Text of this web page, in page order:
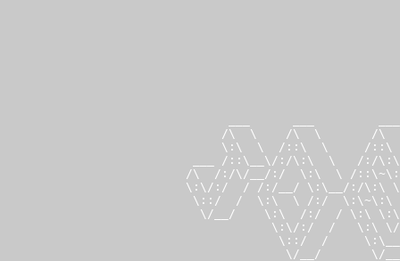
/\  \    /\  \       /\
\:\  \  /::\  \     /
___ /::\__\/:/\:\  \   /:/
/\  /:/\/__/:/  \:\  \ /
\:\/:/  / /:/__/ \:\__/:/\:\
\::/  /  \:\  \ /:/  \:\~\:\
\/__/    \:\  /:/  / \:\
\:\/:/  /   \:\
\::/  /
\/__/       \/